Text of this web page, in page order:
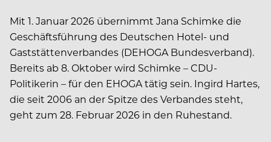
Mit 1. Januar 2026 übernimmt Jana Schimke die
Geschäftsführung des Deutschen Hotel- und
Gaststättenverbandes (DEHOGA Bundesverband).
Bereits ab 8. Oktober wird Schimke – CDU-
Politikerin – für den EHOGA tätig sein. Ingird Hartes,
die seit 2006 an der Spitze des Verbandes steht,
geht zum 28. Februar 2026 in den Ruhestand.